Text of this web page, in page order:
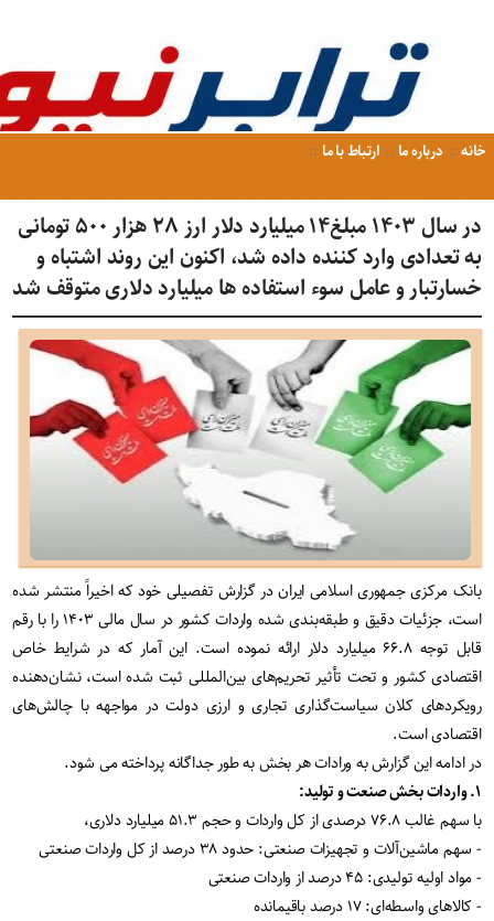
خانه درباره ما ارتباط با ما
در سال ۱۴۰۳ مبلغ۱۴ میلیارد دلار ارز ۲۸ هزار ۵۰۰ تومانی
به تعدادی وارد کننده داده شد، اکنون این روند اشتباه و
خسارتبار و عامل سوء استفاده ها میلیارد دلاری متوقف شد
بانک مرکزی جمهوری اسلامی ایران در گزارش تفصیلی خود که اخیراً منتشر شده
است، جزئیات دقیق و طبقه‌بندی شده واردات کشور در سال مالی ۱۴۰۳ را با رقم
قابل توجه ۶۶.۸ میلیارد دلار ارائه نموده است. این آمار که در شرایط خاص
اقتصادی کشور و تحت تأثیر تحریم‌های بین‌المللی ثبت شده است، نشان‌دهنده
رویکردهای کلان سیاست‌گذاری تجاری و ارزی دولت در مواجهه با چالش‌های
اقتصادی است.
در ادامه این گزارش به ورادات هر بخش به طور جداگانه پرداخته می شود.
۱. واردات بخش صنعت و تولید:
با سهم غالب ۷۶.۸ درصدی از کل واردات و حجم ۵۱.۳ میلیارد دلاری،
- سهم ماشین‌آلات و تجهیزات صنعتی: حدود ۳۸ درصد از کل واردات صنعتی
- مواد اولیه تولیدی: ۴۵ درصد از واردات صنعتی
- کالاهای واسطه‌ای: ۱۷ درصد باقیمانده